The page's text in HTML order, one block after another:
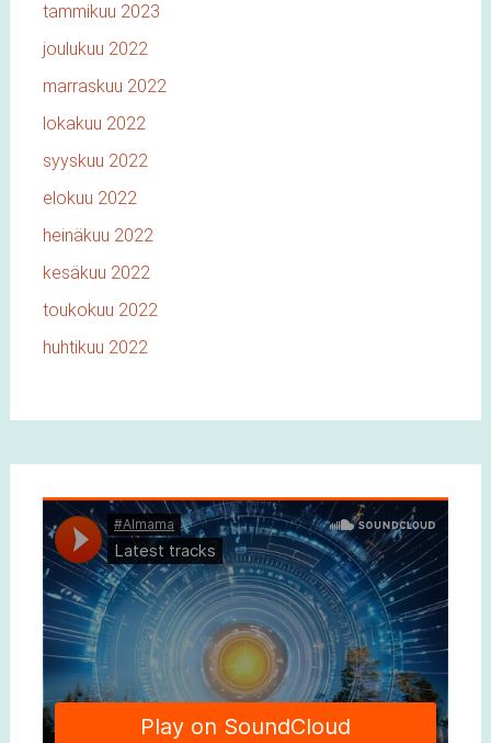
tammikuu 2023
joulukuu 2022
marraskuu 2022
lokakuu 2022
syyskuu 2022
elokuu 2022
heinäkuu 2022
kesäkuu 2022
toukokuu 2022
huhtikuu 2022